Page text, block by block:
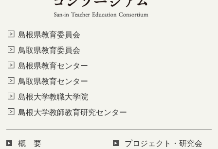
島根県教育委員会
鳥取県教育委員会
島根県教育センター
鳥取県教育センター
島根大学教職大学院
島根大学教師教育研究センター
概 要
プロジェクト・研究会